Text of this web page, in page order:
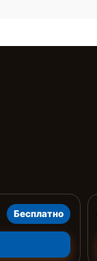
Бесплатно